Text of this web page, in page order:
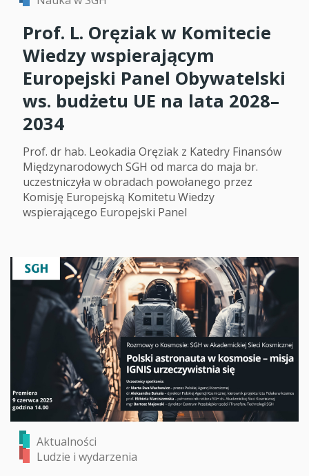
Prof. L. Oręziak w Komitecie
Wiedzy wspierającym
Europejski Panel Obywatelski
ws. budżetu UE na lata 2028–
2034
Prof. dr hab. Leokadia Oręziak z Katedry Finansów
Międzynarodowych SGH od marca do maja br.
uczestniczyła w obradach powołanego przez
Komisję Europejską Komitetu Wiedzy
wspierającego Europejski Panel
Aktualności
Ludzie i wydarzenia